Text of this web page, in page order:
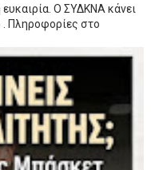
ευκαιρία. Ο ΣΥΔΚΝΑ κάνει
. Πληροφορίες στο